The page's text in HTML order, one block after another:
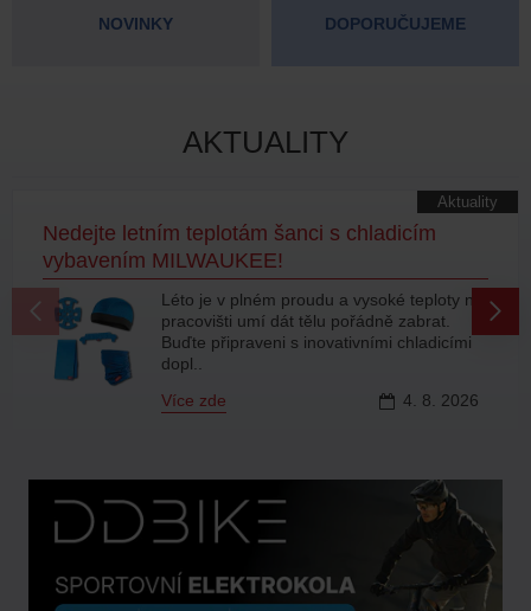
NOVINKY DOPORUČUJEME
AKTUALITY
Nedejte letním teplotám šanci s chladicím
vybavením MILWAUKEE!
Aktuality
4. 8. 2026
Léto je v plném proudu a vysoké teploty na
pracovišti umí dát tělu pořádně zabrat.
Buďte připraveni s inovativními chladicími
dopl..
Více zde